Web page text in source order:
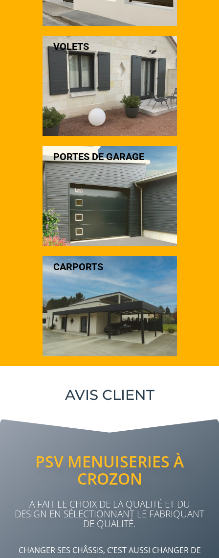
VOLETS
PORTES DE GARAGE
CARPORTS
AVIS CLIENT
PSV MENUISERIES À
CROZON
A FAIT LE CHOIX DE LA QUALITÉ ET DU
DESIGN EN SÉLECTIONNANT LE FABRIQUANT
DE QUALITÉ.
CHANGER SES CHÂSSIS, C’EST AUSSI CHANGER DE